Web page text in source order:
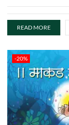
READ MORE
-20%